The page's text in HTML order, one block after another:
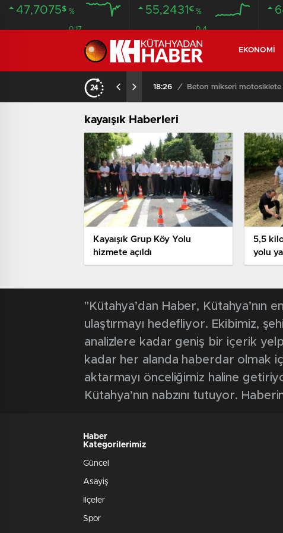
47,7075$ %
0.17
55,2431 € %
0.4
EKONOMI
18:26 / Beton mikseri motosiklete
kayaışık Haberleri
Kayaışık Grup Köy Yolu
hizmete açıldı
5,5
yolu
"Kütahya’dan Haber,
ulaştırmayı hedefliyor. Ekibimiz,
analizlere kadar geniş bir içerik
kadar her alanda haberdar olmak
aktarmayı önceliğimiz haline
Kütahya’nın nabzını tutuyor.
Haber
Kategorilerimiz
Güncel
Asayiş
İlçeler
Spor